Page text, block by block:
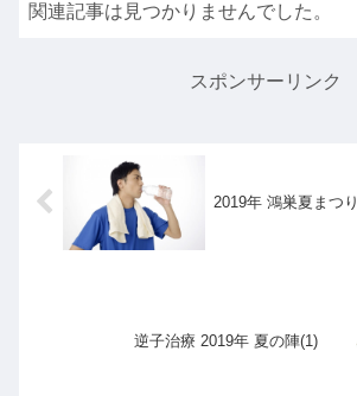
関連記事は見つかりませんでした。
スポンサーリンク
2019年 鴻巣夏まつり
逆子治療 2019年 夏の陣(1)